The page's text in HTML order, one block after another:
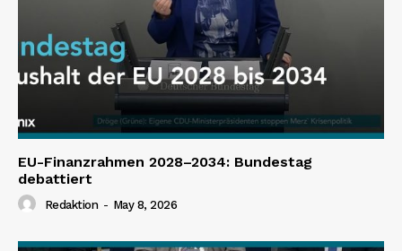
EU-Finanzrahmen 2028–2034: Bundestag
debattiert
Redaktion - May 8, 2026